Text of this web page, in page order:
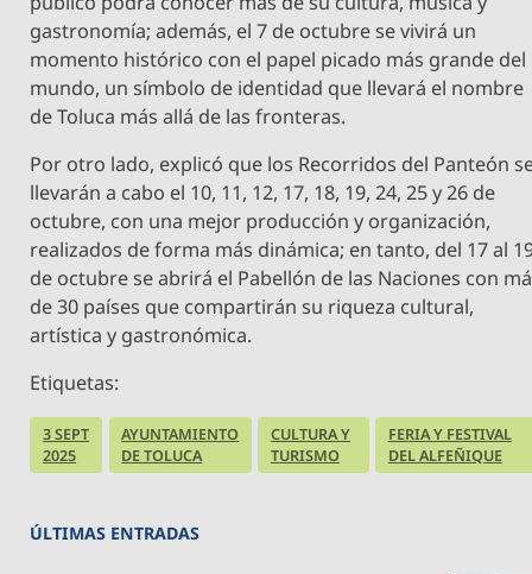
gastronomía; además, el 7 de octubre se vivirá un
momento histórico con el papel picado más grande del
mundo, un símbolo de identidad que llevará el nombre
de Toluca más allá de las fronteras.
Por otro lado, explicó que los Recorridos del Panteón
llevarán a cabo el 10, 11, 12, 17, 18, 19, 24, 25 y 26 de
octubre, con una mejor producción y organización,
realizados de forma más dinámica; en tanto, del 17 al
de octubre se abrirá el Pabellón de las Naciones con
de 30 países que compartirán su riqueza cultural,
artística y gastronómica.
Etiquetas:
3 SEPT
2025
AYUNTAMIENTO
DE TOLUCA
CULTURA Y
TURISMO
FERIA Y FESTIVAL
DEL ALFEÑIQUE
ÚLTIMAS ENTRADAS